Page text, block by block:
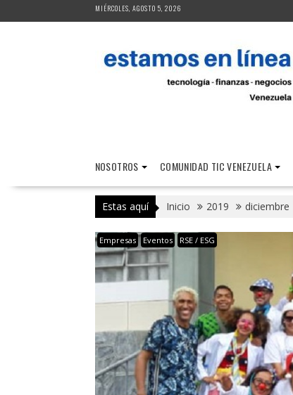
al
MIÉRCOLES, AGOSTO 5, 2026
NOSOTROS COMUNIDAD TIC VENEZUELA
Estas aquí Inicio 2019 diciembre
Empresas Eventos RSE / ESG